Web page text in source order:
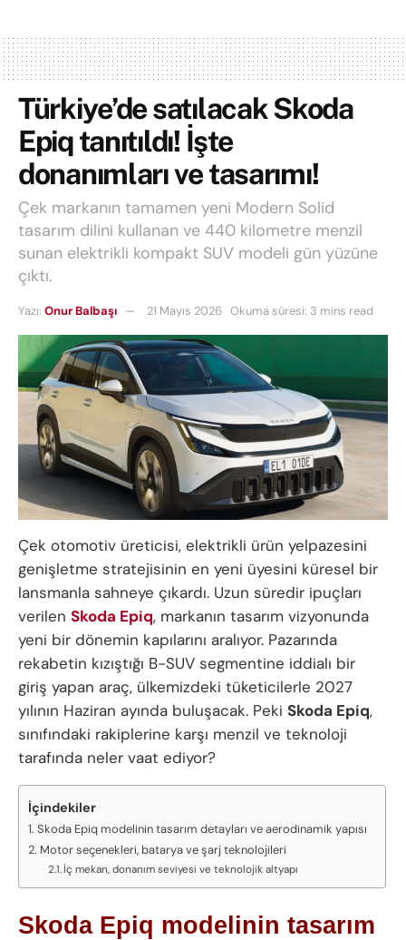
Türkiye’de satılacak Skoda
Epiq tanıtıldı! İşte
donanımları ve tasarımı!
Çek markanın tamamen yeni Modern Solid
tasarım dilini kullanan ve 440 kilometre menzil
sunan elektrikli kompakt SUV modeli gün yüzüne
çıktı.
Yazı: Onur Balbaşı 21 Mayıs 2026 Okuma süresi: 3 mins read
Çek otomotiv üreticisi, elektrikli ürün yelpazesini
genişletme stratejisinin en yeni üyesini küresel bir
lansmanla sahneye çıkardı. Uzun süredir ipuçları
verilen Skoda Epiq, markanın tasarım vizyonunda
yeni bir dönemin kapılarını aralıyor. Pazarında
rekabetin kızıştığı B-SUV segmentine iddialı bir
giriş yapan araç, ülkemizdeki tüketicilerle 2027
yılının Haziran ayında buluşacak. Peki Skoda Epiq,
sınıfındaki rakiplerine karşı menzil ve teknoloji
tarafında neler vaat ediyor?
İçindekiler
Skoda Epiq modelinin tasarım detayları ve aerodinamik yapısı
Motor seçenekleri, batarya ve şarj teknolojileri
İç mekan, donanım seviyesi ve teknolojik altyapı
Skoda Epiq modelinin tasarım